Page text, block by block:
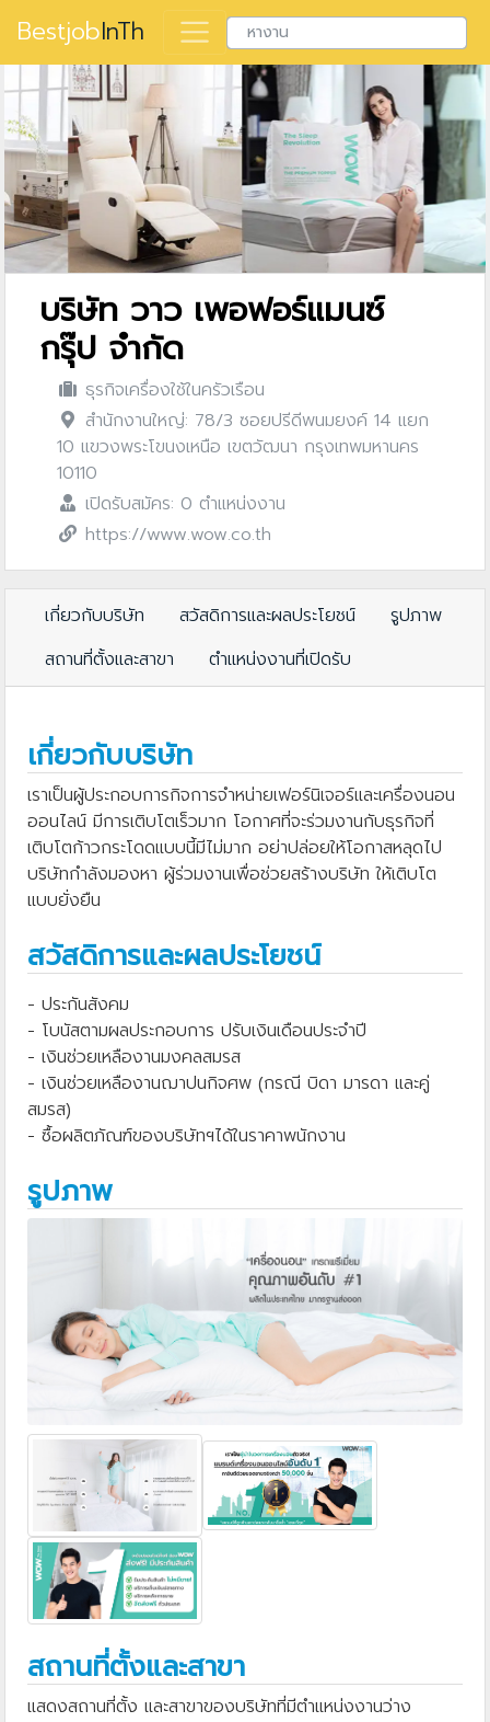
BestjobInTh
บริษัท วาว เพอฟอร์แมนซ์
กรุ๊ป จำกัด
ธุรกิจเครื่องใช้ในครัวเรือน
สำนักงานใหญ่: 78/3 ซอยปรีดีพนมยงค์ 14 แยก
10 แขวงพระโขนงเหนือ เขตวัฒนา กรุงเทพมหานคร
10110
เปิดรับสมัคร: 0 ตำแหน่งงาน
https://www.wow.co.th
เกี่ยวกับบริษัท สวัสดิการและผลประโยชน์
รูปภาพ
สถานที่ตั้งและสาขา
ตำแหน่งงานที่เปิดรับ
เกี่ยวกับบริษัท
เราเป็นผู้ประกอบการกิจการจำหน่ายเฟอร์นิเจอร์และเครื่องนอน
ออนไลน์ มีการเติบโตเร็วมาก โอกาศที่จะร่วมงานกับธุรกิจที่
เติบโตก้าวกระโดดแบบนี้มีไม่มาก อย่าปล่อยให้โอกาสหลุดไป
บริษัทกำลังมองหา ผู้ร่วมงานเพื่อช่วยสร้างบริษัท ให้เติบโต
แบบยั่งยืน
สวัสดิการและผลประโยชน์
- ประกันสังคม
- โบนัสตามผลประกอบการ ปรับเงินเดือนประจำปี
- เงินช่วยเหลืองานมงคลสมรส
- เงินช่วยเหลืองานฌาปนกิจศพ (กรณี บิดา มารดา และคู่
สมรส)
- ซื้อผลิตภัณฑ์ของบริษัทฯได้ในราคาพนักงาน
รูปภาพ
สถานที่ตั้งและสาขา
แสดงสถานที่ตั้ง และสาขาของบริษัทที่มีตำแหน่งงานว่าง